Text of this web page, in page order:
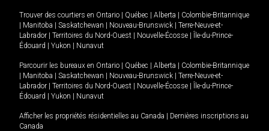
Trouver des courtiers en Ontario | Québec | Alberta | Colombie-Britannique
| Manitoba | Saskatchewan | Nouveau-Brunswick | Terre-Neuve-et-
Labrador | Territoires du Nord-Ouest | Nouvelle-Écosse | Île-du-Prince-
Édouard | Yukon | Nunavut
Parcourir les bureaux en Ontario | Québec | Alberta | Colombie-Britannique
| Manitoba | Saskatchewan | Nouveau-Brunswick | Terre-Neuve-et-
Labrador | Territoires du Nord-Ouest | Nouvelle-Écosse | Île-du-Prince-
Édouard | Yukon | Nunavut
Afficher les propriétés résidentielles au Canada | Dernières inscriptions au
Canada